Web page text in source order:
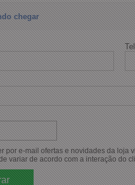
chegar
por e-mail ofertas e novidades da loja
variar de acordo com a interação do